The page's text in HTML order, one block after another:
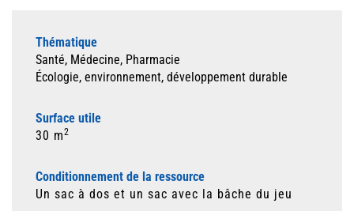
Thématique
Santé, Médecine, Pharmacie
Écologie, environnement, développement durable
Surface utile
30 m2
Conditionnement de la ressource
Un sac à dos et un sac avec la bâche du jeu